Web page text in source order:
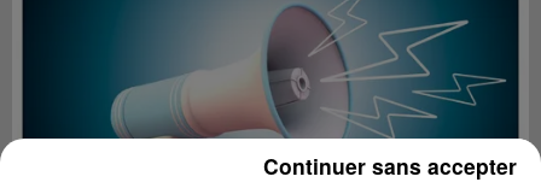
Continuer sans accepter